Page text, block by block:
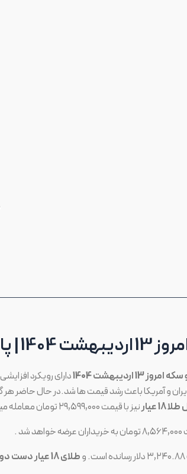
افزایشی
13 اردیبهشت 1404
دارای رویکرد
و آمریکا باعث رشد قیمت ها شد.در حال حاضر هر
18 عیار
نیز با قیمت ۲۹,۵۹۹,۰۰۰ تومان معامله میشود.
.
طلای 18 عیار دست دوم